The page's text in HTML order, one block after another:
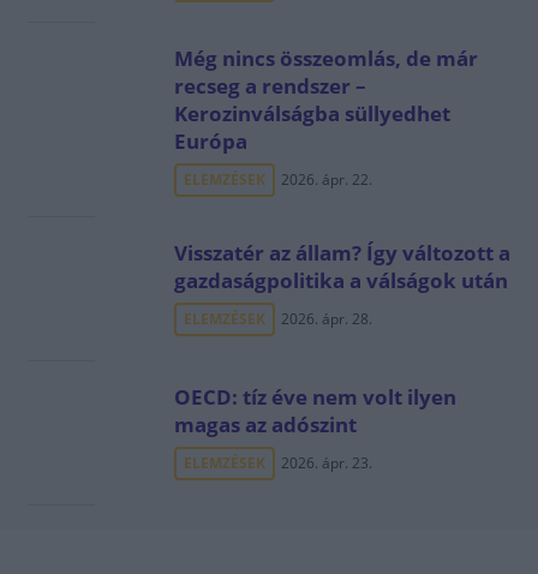
Még nincs összeomlás, de már
recseg a rendszer –
Kerozinválságba süllyedhet
Európa
ELEMZÉSEK 2026. ápr. 22.
Visszatér az állam? Így változott a
gazdaságpolitika a válságok után
ELEMZÉSEK 2026. ápr. 28.
OECD: tíz éve nem volt ilyen
magas az adószint
ELEMZÉSEK 2026. ápr. 23.